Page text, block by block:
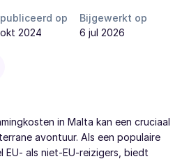
op
2024
Bijgewerkt op
6 jul 2026
in Malta kan een cruciaal
avontuur. Als een populaire
EU- als niet-EU-reizigers, biedt